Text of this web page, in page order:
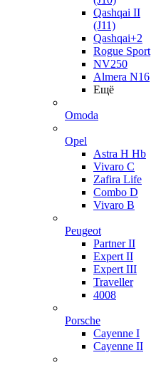
Qashqai II
(J11)
Qashqai+2
Rogue Sport
NV250
Almera N16
Ещё
Omoda
Opel
Astra H Hb
Vivaro C
Zafira Life
Combo D
Vivaro B
Peugeot
Partner II
Expert II
Expert III
Traveller
4008
Porsche
Cayenne I
Cayenne II